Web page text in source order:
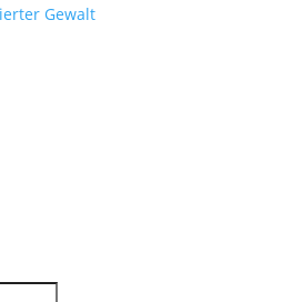
Gewalt